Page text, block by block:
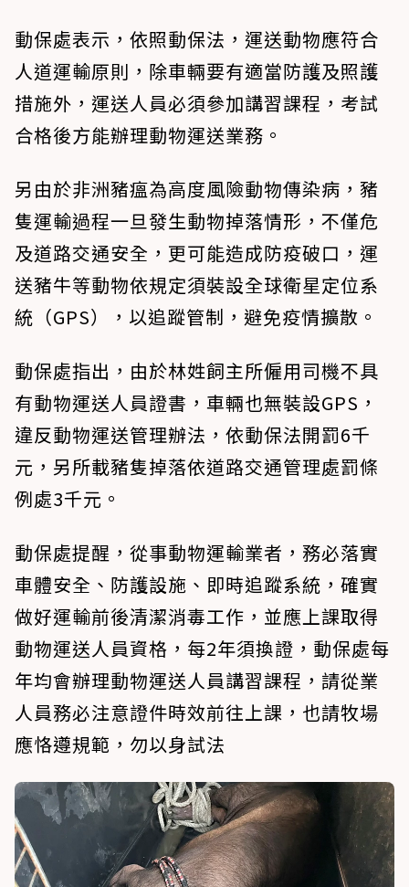
動保處表示，依照動保法，運送動物應符合
人道運輸原則，除車輛要有適當防護及照護
措施外，運送人員必須參加講習課程，考試
合格後方能辦理動物運送業務。
另由於非洲豬瘟為高度風險動物傳染病，豬
隻運輸過程一旦發生動物掉落情形，不僅危
及道路交通安全，更可能造成防疫破口，運
送豬牛等動物依規定須裝設全球衛星定位系
統（GPS），以追蹤管制，避免疫情擴散。
動保處指出，由於林姓飼主所僱用司機不具
有動物運送人員證書，車輛也無裝設GPS，
違反動物運送管理辦法，依動保法開罰6千
元，另所載豬隻掉落依道路交通管理處罰條
例處3千元。
動保處提醒，從事動物運輸業者，務必落實
車體安全、防護設施、即時追蹤系統，確實
做好運輸前後清潔消毒工作，並應上課取得
動物運送人員資格，每2年須換證，動保處每
年均會辦理動物運送人員講習課程，請從業
人員務必注意證件時效前往上課，也請牧場
應恪遵規範，勿以身試法